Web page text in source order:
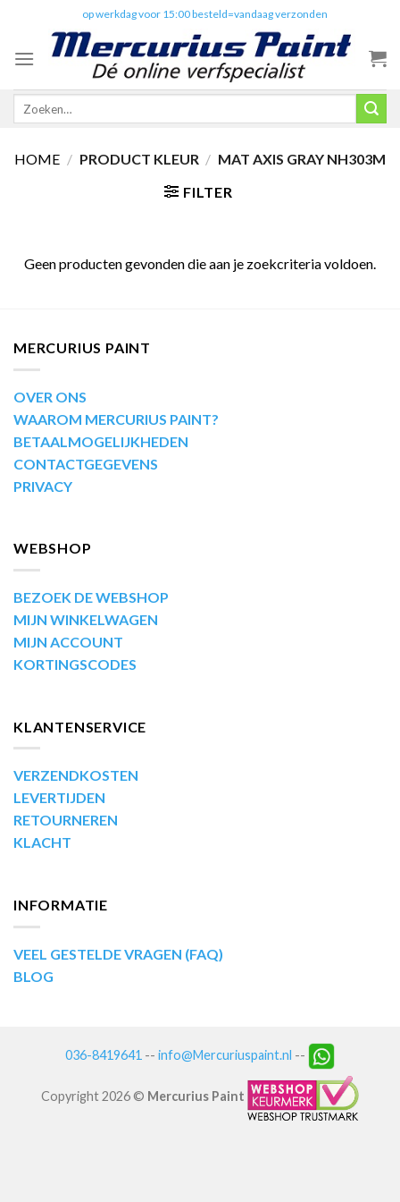
content
op werkdag voor 15:00 besteld=vandaag verzonden
Zoeken
HOME / PRODUCT KLEUR / MAT AXIS GRAY NH303M
FILTER
Geen producten gevonden die aan je zoekcriteria voldoen.
MERCURIUS PAINT
OVER ONS
WAAROM MERCURIUS PAINT?
BETAALMOGELIJKHEDEN
CONTACTGEGEVENS
PRIVACY
WEBSHOP
BEZOEK DE WEBSHOP
MIJN WINKELWAGEN
MIJN ACCOUNT
KORTINGSCODES
KLANTENSERVICE
VERZENDKOSTEN
LEVERTIJDEN
RETOURNEREN
KLACHT
INFORMATIE
VEEL GESTELDE VRAGEN (FAQ)
BLOG
036-8419641 -- info@Mercuriuspaint.nl --
Copyright 2026 © Mercurius Paint